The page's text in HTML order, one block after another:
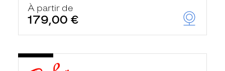
À partir de
179,00 €